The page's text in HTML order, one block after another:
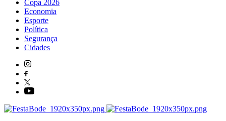
Copa 2026
Economia
Esporte
Política
Segurança
Cidades